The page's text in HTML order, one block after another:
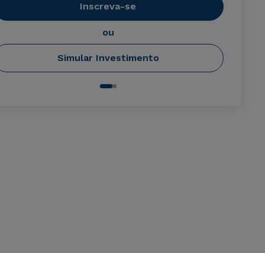
Inscreva-se
ou
Simular Investimento